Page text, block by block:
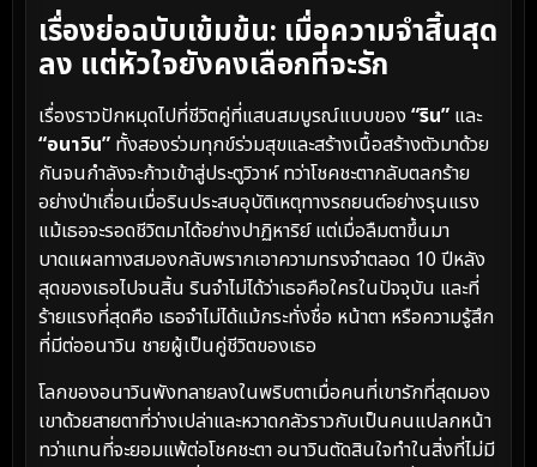
เรื่องย่อฉบับเข้มข้น: เมื่อความจำสิ้นสุด
ลง แต่หัวใจยังคงเลือกที่จะรัก
เรื่องราวปักหมุดไปที่ชีวิตคู่ที่แสนสมบูรณ์แบบของ “ริน” และ
“อนาวิน” ทั้งสองร่วมทุกข์ร่วมสุขและสร้างเนื้อสร้างตัวมาด้วย
กันจนกำลังจะก้าวเข้าสู่ประตูวิวาห์ ทว่าโชคชะตากลับตลกร้าย
อย่างป่าเถื่อนเมื่อรินประสบอุบัติเหตุทางรถยนต์อย่างรุนแรง
แม้เธอจะรอดชีวิตมาได้อย่างปาฏิหาริย์ แต่เมื่อลืมตาขึ้นมา
บาดแผลทางสมองกลับพรากเอาความทรงจำตลอด 10 ปีหลัง
สุดของเธอไปจนสิ้น รินจำไม่ได้ว่าเธอคือใครในปัจจุบัน และที่
ร้ายแรงที่สุดคือ เธอจำไม่ได้แม้กระทั่งชื่อ หน้าตา หรือความรู้สึก
ที่มีต่ออนาวิน ชายผู้เป็นคู่ชีวิตของเธอ
โลกของอนาวินพังทลายลงในพริบตาเมื่อคนที่เขารักที่สุดมอง
เขาด้วยสายตาที่ว่างเปล่าและหวาดกลัวราวกับเป็นคนแปลกหน้า
ทว่าแทนที่จะยอมแพ้ต่อโชคชะตา อนาวินตัดสินใจทำในสิ่งที่ไม่มี